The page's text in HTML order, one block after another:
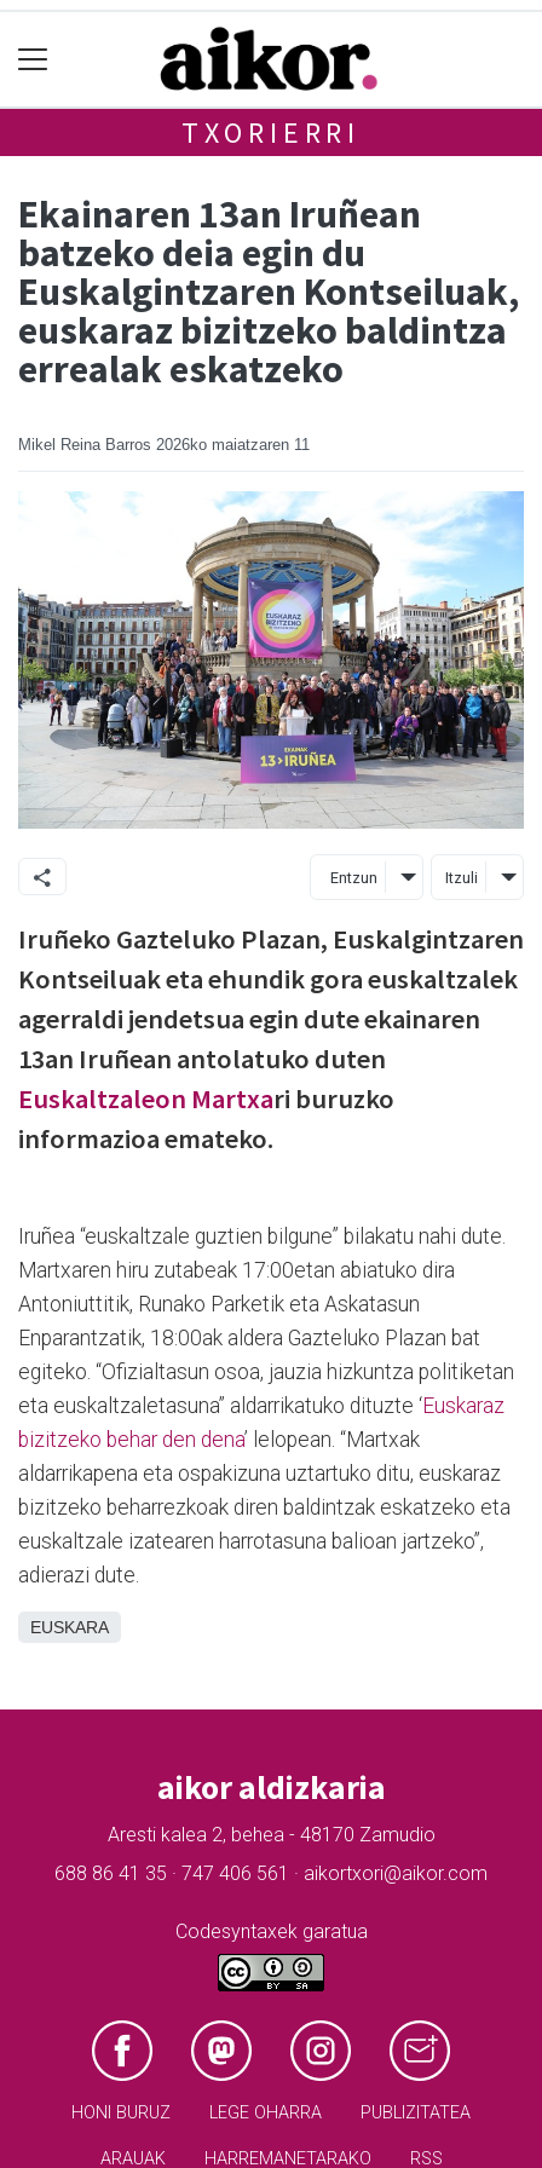
TXORIERRI
Ekainaren 13an Iruñean
batzeko deia egin du
Euskalgintzaren Kontseiluak,
euskaraz bizitzeko baldintza
errealak eskatzeko
Mikel Reina Barros 2026ko maiatzaren 11
Entzun Itzuli
Iruñeko Gazteluko Plazan, Euskalgintzaren
Kontseiluak eta ehundik gora euskaltzalek
agerraldi jendetsua egin dute ekainaren
13an Iruñean antolatuko duten
Euskaltzaleon Martxari buruzko
informazioa emateko.
Iruñea “euskaltzale guztien bilgune” bilakatu nahi dute.
Martxaren hiru zutabeak 17:00etan abiatuko dira
Antoniuttitik, Runako Parketik eta Askatasun
Enparantzatik, 18:00ak aldera Gazteluko Plazan bat
egiteko. “Ofizialtasun osoa, jauzia hizkuntza politiketan
eta euskaltzaletasuna” aldarrikatuko dituzte ‘Euskaraz
bizitzeko behar den dena’ lelopean. “Martxak
aldarrikapena eta ospakizuna uztartuko ditu, euskaraz
bizitzeko beharrezkoak diren baldintzak eskatzeko eta
euskaltzale izatearen harrotasuna balioan jartzeko”,
adierazi dute.
EUSKARA
aikor aldizkaria
Aresti kalea 2, behea - 48170 Zamudio
688 86 41 35 · 747 406 561 · aikortxori@aikor.com
Codesyntaxek garatua
HONI BURUZ LEGE OHARRA PUBLIZITATEA
ARAUAK HARREMANETARAKO RSS